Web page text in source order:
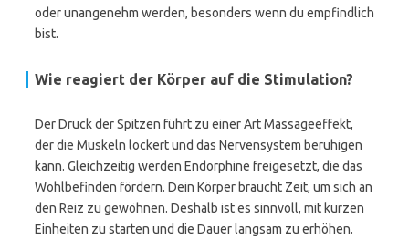
oder unangenehm werden, besonders wenn du empfindlich
bist.
Wie reagiert der Körper auf die Stimulation?
Der Druck der Spitzen führt zu einer Art Massageeffekt,
der die Muskeln lockert und das Nervensystem beruhigen
kann. Gleichzeitig werden Endorphine freigesetzt, die das
Wohlbefinden fördern. Dein Körper braucht Zeit, um sich an
den Reiz zu gewöhnen. Deshalb ist es sinnvoll, mit kurzen
Einheiten zu starten und die Dauer langsam zu erhöhen.